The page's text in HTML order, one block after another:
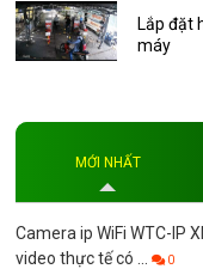
Thẻ nhớ AKwell
Thủ thuật
Độ phân giải
Độ phân giải 4MP
Lắp đặt
máy
MỚI NHẤT
Camera ip WiFi WTC-IP
video thực tế có ...
0